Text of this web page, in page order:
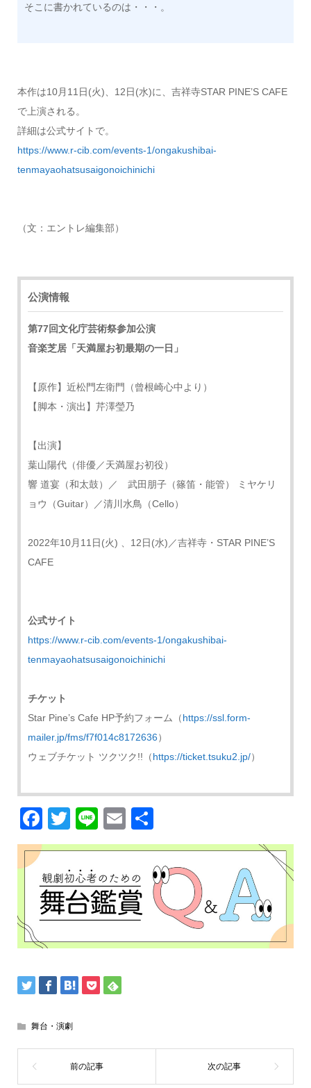
そこに書かれているのは・・・。
本作は10月11日(火)、12日(水)に、吉祥寺STAR PINE’S CAFE
で上演される。
詳細は公式サイトで。
https://www.r-cib.com/events-1/ongakushibai-
tenmayaohatsusaigonoichinichi
（文：エントレ編集部）
公演情報
第77回文化庁芸術祭参加公演
音楽芝居「天満屋お初最期の一日」
【原作】近松門左衛門（曾根崎心中より）
【脚本・演出】芹澤瑩乃
【出演】
葉山陽代（俳優／天満屋お初役）
響 道宴（和太鼓）／ 武田朋子（篠笛・能管） ミヤケリ
ョウ（Guitar）／清川水鳥（Cello）
2022年10月11日(火) 、12日(水)／吉祥寺・STAR PINE’S
CAFE
公式サイト
https://www.r-cib.com/events-1/ongakushibai-
tenmayaohatsusaigonoichinichi
チケット
Star Pine’s Cafe HP予約フォーム（https://ssl.form-
mailer.jp/fms/f7f014c8172636）
ウェブチケット ツクツク!!（https://ticket.tsuku2.jp/）
Facebook
Twitter
LineEmail
有
舞台・演劇